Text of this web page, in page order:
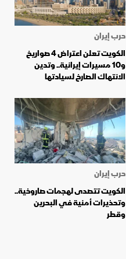
حرب إيران
الكويت تعلن اعتراض 4 صواريخ
و10 مسيرات إيرانية.. وتدين
الانتهاك الصارخ لسيادتها
حرب إيران
الكويت تتصدى لهجمات صاروخية..
وتحذيرات أمنية في البحرين
وقطر